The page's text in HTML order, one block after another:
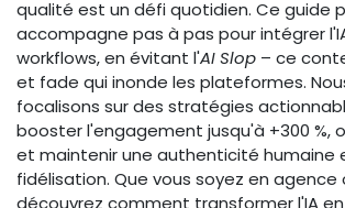
qualité est un défi quotidien. Ce guide
accompagne pas à pas pour intégrer
workflows, en évitant l'AI Slop – ce
et fade qui inonde les plateformes.
focalisons sur des stratégies
booster l'engagement jusqu'à +300 %,
et maintenir une authenticité humaine
fidélisation. Que vous soyez en agence
découvrez comment transformer l'IA